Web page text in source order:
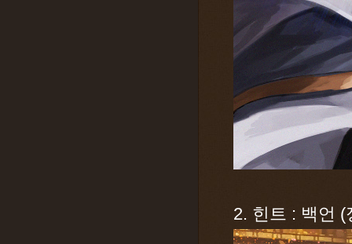
2. 힌트 : 백언 (